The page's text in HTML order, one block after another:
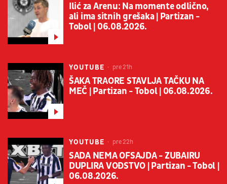
Ilić za Arenu: Na momente odlično,
ali ima sitnih grešaka | Partizan -
Tobol | 06.08.2026.
YOUTUBE pre 21h
ŠAKA TRAORE STAVLJA TAČKU NA
MEČ | Partizan - Tobol | 06.08.2026.
YOUTUBE pre 22h
SADA NEMA OFSAJDA - ZUBAIRU
DUPLIRA VOĐSTVO | Partizan - Tobol |
06.08.2026.